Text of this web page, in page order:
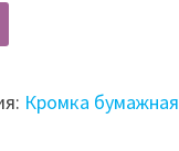
Кромка бумажная